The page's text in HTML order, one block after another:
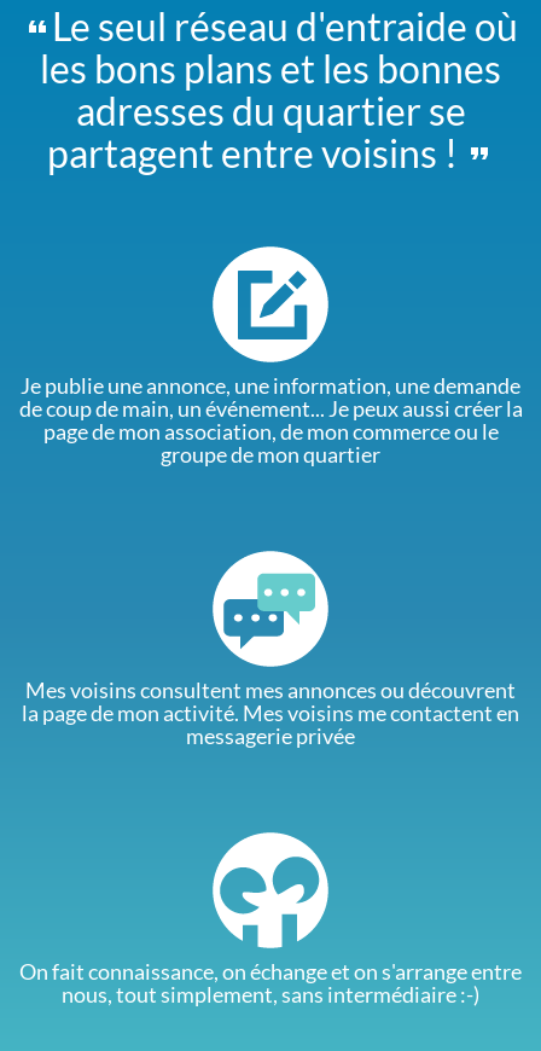
Le seul réseau d'entraide où
les bons plans et les bonnes
adresses du quartier se
partagent entre voisins !
Je publie une annonce, une information, une demande
de coup de main, un événement... Je peux aussi créer la
page de mon association, de mon commerce ou le
groupe de mon quartier
Mes voisins consultent mes annonces ou découvrent
la page de mon activité. Mes voisins me contactent en
messagerie privée
On fait connaissance, on échange et on s'arrange entre
nous, tout simplement, sans intermédiaire :-)